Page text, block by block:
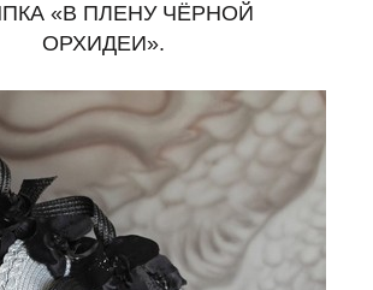
«В ПЛЕНУ ЧЁРНОЙ
ОРХИДЕИ».